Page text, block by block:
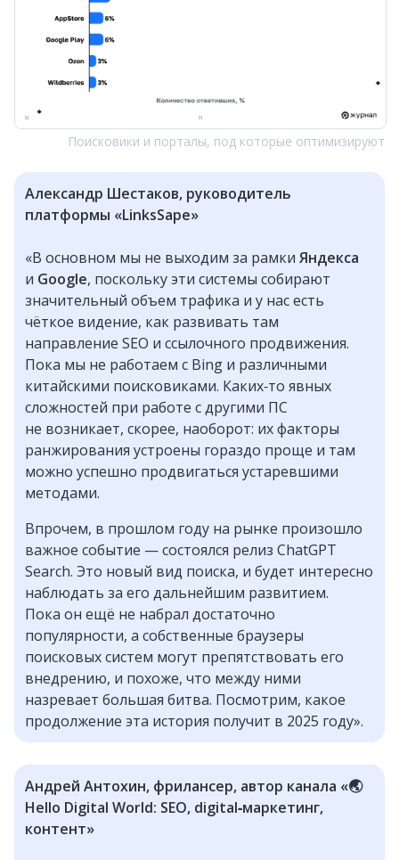
Поисковики и порталы, под которые оптимизируют
Александр Шестаков, руководитель
платформы «LinksSape»
«В основном мы не выходим за рамки Яндекса
и Google, поскольку эти системы собирают
значительный объем трафика и у нас есть
чёткое видение, как развивать там
направление SEO и ссылочного продвижения.
Пока мы не работаем с Bing и различными
китайскими поисковиками. Каких‑то явных
сложностей при работе с другими ПС
не возникает, скорее, наоборот: их факторы
ранжирования устроены гораздо проще и там
можно успешно продвигаться устаревшими
методами.
Впрочем, в прошлом году на рынке произошло
важное событие — состоялся релиз ChatGPT
Search. Это новый вид поиска, и будет интересно
наблюдать за его дальнейшим развитием.
Пока он ещё не набрал достаточно
популярности, а собственные браузеры
поисковых систем могут препятствовать его
внедрению, и похоже, что между ними
назревает большая битва. Посмотрим, какое
продолжение эта история получит в 2025 году».
Андрей Антохин, фрилансер, автор канала «🌏
Hello Digital World: SEO, digital‑маркетинг,
контент»